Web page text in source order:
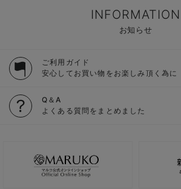
INFORMATION
お知らせ
ご利用ガイド
安心してお買い物をお楽しみ頂く為に
Q＆A
よくある質問をまとめました